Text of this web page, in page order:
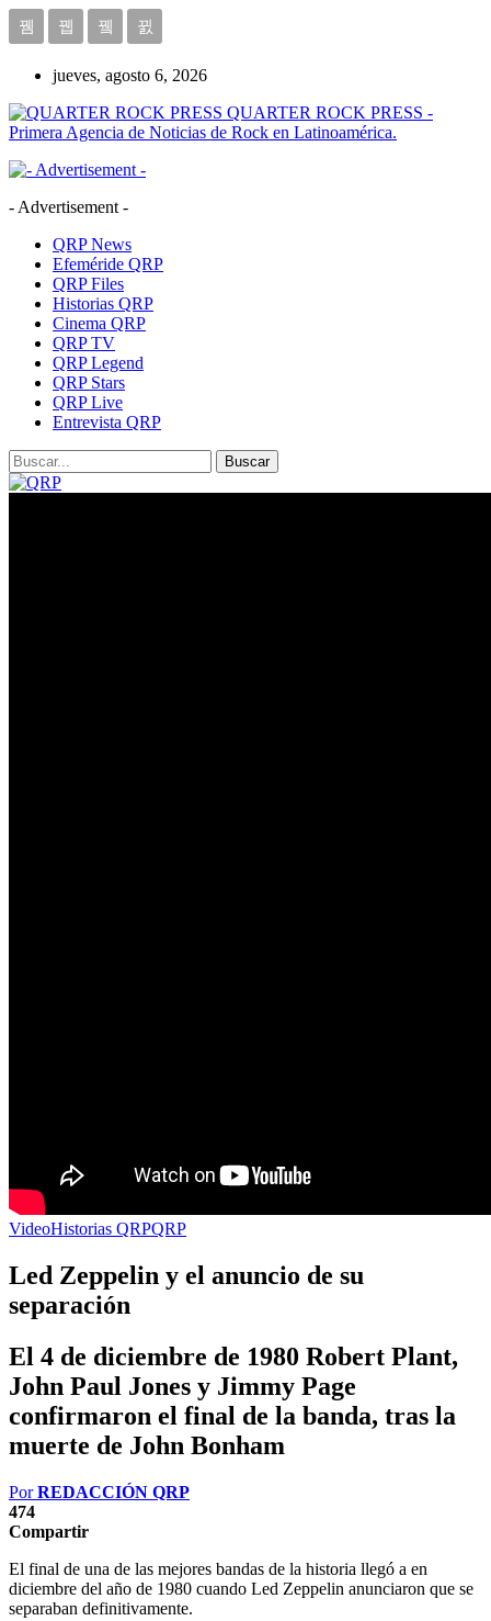
jueves, agosto 6, 2026
QUARTER ROCK PRESS -
Primera Agencia de Noticias de Rock en Latinoamérica.
- Advertisement -
QRP News
Efeméride QRP
QRP Files
Historias QRP
Cinema QRP
QRP TV
QRP Legend
QRP Stars
QRP Live
Entrevista QRP
VideoHistorias QRPQRP
Led Zeppelin y el anuncio de su
separación
El 4 de diciembre de 1980 Robert Plant,
John Paul Jones y Jimmy Page
confirmaron el final de la banda, tras la
muerte de John Bonham
PorREDACCIÓN QRP
474
Compartir
El final de una de las mejores bandas de la historia llegó a en
diciembre del año de 1980 cuando Led Zeppelin anunciaron que se
separaban definitivamente.